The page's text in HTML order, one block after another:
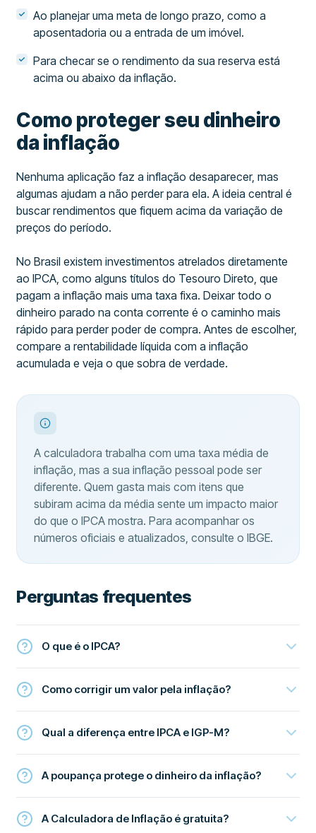
Ao planejar uma meta de longo prazo, como a
aposentadoria ou a entrada de um imóvel.
Para checar se o rendimento da sua reserva está
acima ou abaixo da inflação.
Como proteger seu dinheiro
da inflação
Nenhuma aplicação faz a inflação desaparecer, mas
algumas ajudam a não perder para ela. A ideia central é
buscar rendimentos que fiquem acima da variação de
preços do período.
No Brasil existem investimentos atrelados diretamente
ao IPCA, como alguns títulos do Tesouro Direto, que
pagam a inflação mais uma taxa fixa. Deixar todo o
dinheiro parado na conta corrente é o caminho mais
rápido para perder poder de compra. Antes de escolher,
compare a rentabilidade líquida com a inflação
acumulada e veja o que sobra de verdade.
A calculadora trabalha com uma taxa média de
inflação, mas a sua inflação pessoal pode ser
diferente. Quem gasta mais com itens que
subiram acima da média sente um impacto maior
do que o IPCA mostra. Para acompanhar os
números oficiais e atualizados, consulte o IBGE.
Perguntas frequentes
O que é o IPCA?
Como corrigir um valor pela inflação?
Qual a diferença entre IPCA e IGP-M?
A poupança protege o dinheiro da inflação?
A Calculadora de Inflação é gratuita?